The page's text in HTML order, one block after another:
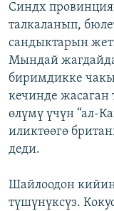
Синдх
талкаланып,
сандыктарын
Мындай
биримдикке
кечинде жасаган
өлүмү үчүн “ал-
иликтөөгө
деди.
Шайлоодон
түшүнүксүз.